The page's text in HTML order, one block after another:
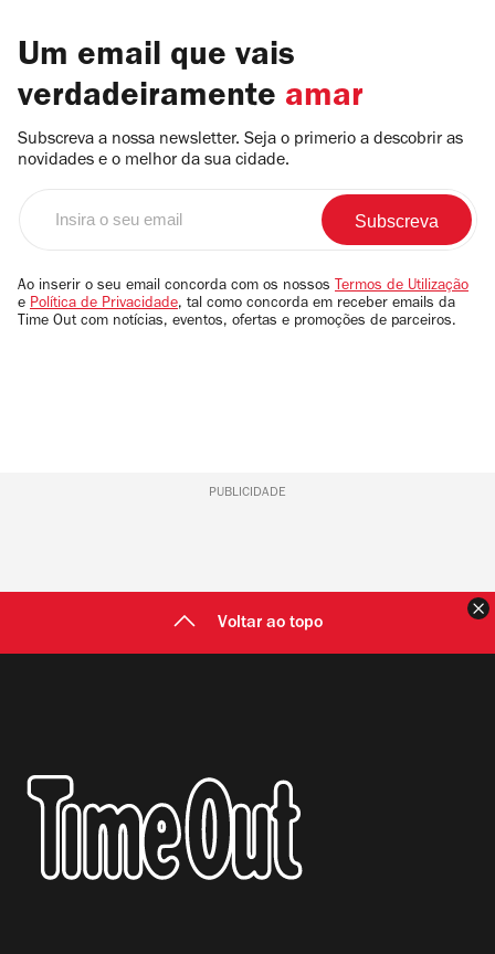
Um email que vais
verdadeiramente amar
Subscreva a nossa newsletter. Seja o primerio a descobrir as
novidades e o melhor da sua cidade.
email
Ao inserir o seu email concorda com os nossos Termos de Utilização
e Política de Privacidade, tal como concorda em receber emails da
Time Out com notícias, eventos, ofertas e promoções de parceiros.
PUBLICIDADE
Voltar ao topo